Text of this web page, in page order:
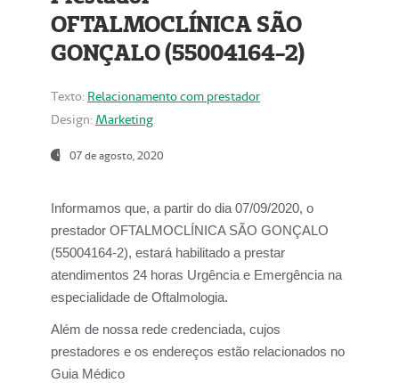
OFTALMOCLÍNICA SÃO
GONÇALO (55004164-2)
Texto: Relacionamento com prestador
Design: Marketing
07 de agosto, 2020
Informamos que, a partir do dia07/09/2020, o
prestador OFTALMOCLÍNICA SÃO GONÇALO
(55004164-2), estará habilitado a prestar
atendimentos 24 horas Urgência e Emergência na
especialidade de Oftalmologia.
Além de nossa rede credenciada, cujos
prestadores e os endereços estão relacionados no
Guia Médico